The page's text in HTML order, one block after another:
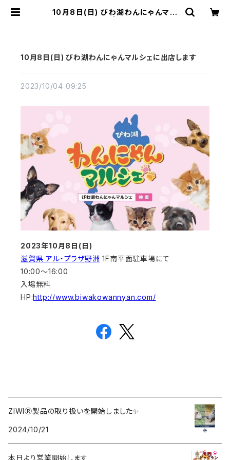
10月8日(日) びわ湖わんにゃんマル
10月8日(日) びわ湖わんにゃんマルシェに出店します
2023/10/04 09:25
2023年10月8日(日)
滋賀県 アル・プラザ野洲 1F南平面駐車場にて
10:00～16:00
入場無料
HP:http://www.biwakowannyan.com/
ZIWIⓇ製品の取り扱いを開始しました✨
2024/10/21
本日より営業開始します